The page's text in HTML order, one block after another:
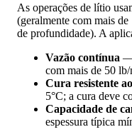
As operações de lítio
(geralmente com mais
de profundidade). A
Vazão contínua —
com mais de 50
Cura resistente
5°C; a cura deve
Capacidade de
espessura típica